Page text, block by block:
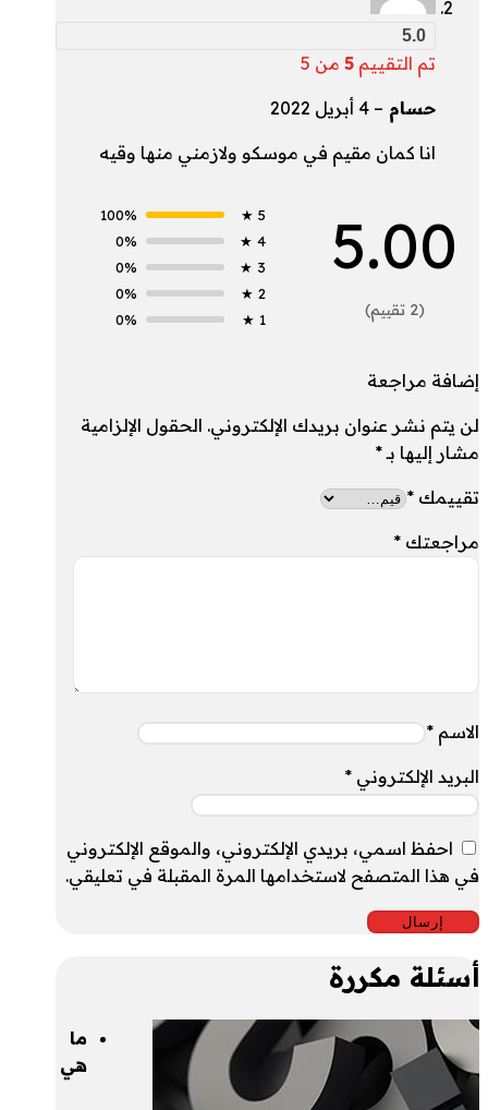
5.0
تم التقييم 5 من 5
حسام – 4 أبريل 2022
انا كمان مقيم في موسكو ولازمني منها وقيه
5.00
(2 تقييم)
5 ★
100%
4 ★
0%
3 ★
0%
2 ★
0%
1 ★
0%
إضافة مراجعة
لن يتم نشر عنوان بريدك الإلكتروني. الحقول الإلزامية
مشار إليها بـ*
تقييمك *
مراجعتك *
الاسم *
البريد الإلكتروني *
احفظ اسمي، بريدي الإلكتروني، والموقع الإلكتروني
في هذا المتصفح لاستخدامها المرة المقبلة في تعليقي.
أسئلة مكررة
ما
هي